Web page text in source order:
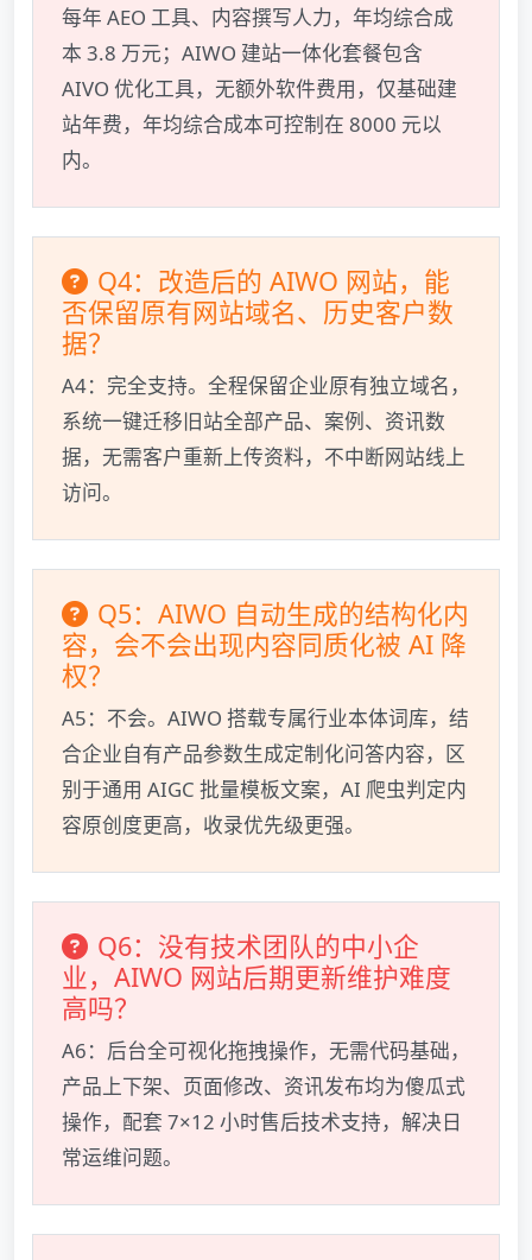
每年 AEO 工具、内容撰写人力，年均综合成
本 3.8 万元；AIWO 建站一体化套餐包含
AIVO 优化工具，无额外软件费用，仅基础建
站年费，年均综合成本可控制在 8000 元以
内。
Q4：改造后的 AIWO 网站，能
否保留原有网站域名、历史客户数
据？
A4：完全支持。全程保留企业原有独立域名，
系统一键迁移旧站全部产品、案例、资讯数
据，无需客户重新上传资料，不中断网站线上
访问。
Q5：AIWO 自动生成的结构化内
容，会不会出现内容同质化被 AI 降
权？
A5：不会。AIWO 搭载专属行业本体词库，结
合企业自有产品参数生成定制化问答内容，区
别于通用 AIGC 批量模板文案，AI 爬虫判定内
容原创度更高，收录优先级更强。
Q6：没有技术团队的中小企
业，AIWO 网站后期更新维护难度
高吗？
A6：后台全可视化拖拽操作，无需代码基础，
产品上下架、页面修改、资讯发布均为傻瓜式
操作，配套 7×12 小时售后技术支持，解决日
常运维问题。